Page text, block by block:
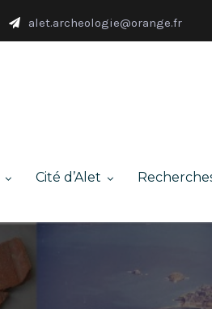
alet.archeologie@orange.fr
Cité d’Alet